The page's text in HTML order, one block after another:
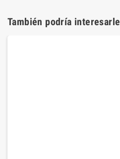
También podría interesarle